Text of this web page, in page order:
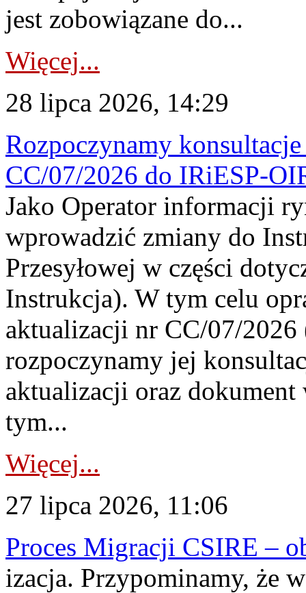
jest zobowiązane do...
Więcej...
28 lipca 2026, 14:29
Rozpoczynamy
CC/07/2026 do IRiESP-
Jako Operator informacji
wprowadzić zmiany do
Przesyłowej w części
Instrukcja). W tym celu
aktualizacji nr CC/07/
rozpoczynamy jej
aktualizacji oraz
tym...
Więcej...
27 lipca 2026, 11:06
Proces Migracji CSIRE –
izacja. Przypominamy, że